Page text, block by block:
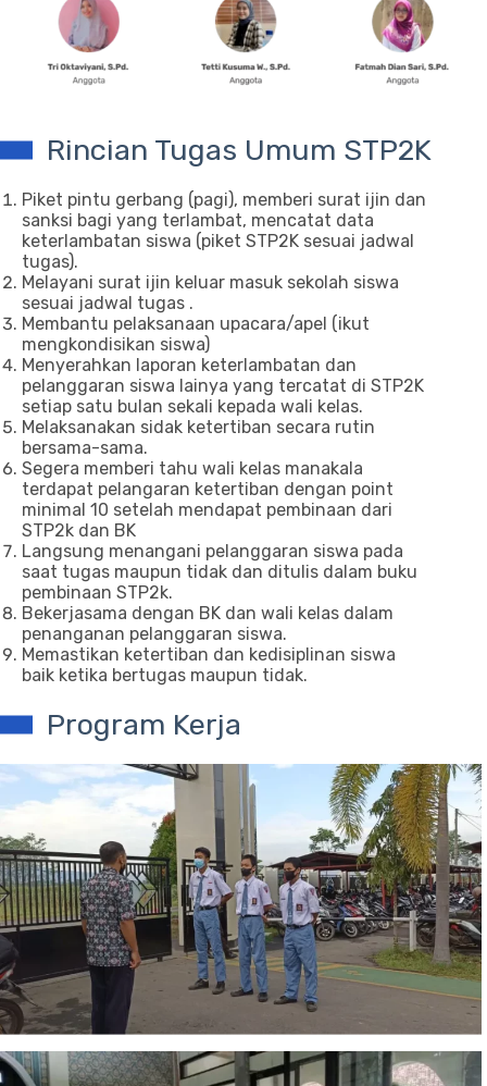
Rincian Tugas Umum STP2K
Piket pintu gerbang (pagi), memberi surat ijin dan
sanksi bagi yang terlambat, mencatat data
keterlambatan siswa (piket STP2K sesuai jadwal
tugas).
Melayani surat ijin keluar masuk sekolah siswa
sesuai jadwal tugas .
Membantu pelaksanaan upacara/apel (ikut
mengkondisikan siswa)
Menyerahkan laporan keterlambatan dan
pelanggaran siswa lainya yang tercatat di STP2K
setiap satu bulan sekali kepada wali kelas.
Melaksanakan sidak ketertiban secara rutin
bersama-sama.
Segera memberi tahu wali kelas manakala
terdapat pelangaran ketertiban dengan point
minimal 10 setelah mendapat pembinaan dari
STP2k dan BK
Langsung menangani pelanggaran siswa pada
saat tugas maupun tidak dan ditulis dalam buku
pembinaan STP2k.
Bekerjasama dengan BK dan wali kelas dalam
penanganan pelanggaran siswa.
Memastikan ketertiban dan kedisiplinan siswa
baik ketika bertugas maupun tidak.
Program Kerja